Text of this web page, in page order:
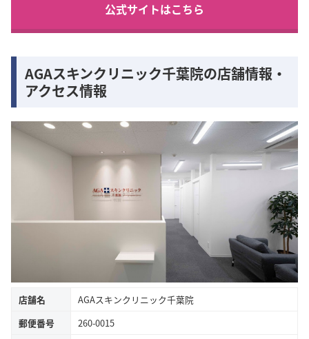
公式サイトはこちら
AGAスキンクリニック千葉院の店舗情報・
アクセス情報
店舗名
AGAスキンクリニック千葉院
郵便番号
260-0015